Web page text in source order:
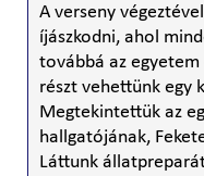
A verseny
íjászkodni, ahol
továbbá az
részt vehettünk egy
Megtekintettük az
hallgatójának,
Láttunk